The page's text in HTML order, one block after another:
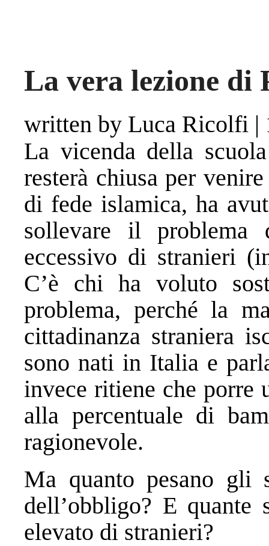
La vera lezione di
written by Luca Ricolfi |
La vicenda della
resterà chiusa per
di fede islamica, ha
sollevare il problema
eccessivo di stranieri
C’è chi ha voluto
problema, perché la
cittadinanza straniera
sono nati in Italia e
invece ritiene che
alla percentuale di
ragionevole.
Ma quanto pesano gli
dell’obbligo? E
elevato di stranieri?